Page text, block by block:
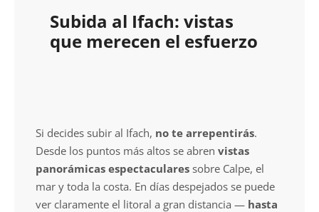
Subida al Ifach: vistas
que merecen el esfuerzo
Si decides subir al Ifach, no te arrepentirás.
Desde los puntos más altos se abren vistas
panorámicas espectaculares sobre Calpe, el
mar y toda la costa. En días despejados se puede
ver claramente el litoral a gran distancia — hasta